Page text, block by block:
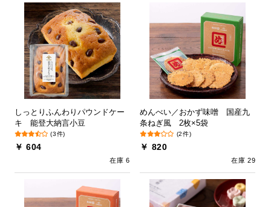
しっとりふんわりパウンドケー
キ 能登大納言小豆
(3件)
￥ 604
在庫 6
めんべい／おかず味噌 国産九
条ねぎ風 2枚×5袋
(2件)
￥ 820
在庫 29